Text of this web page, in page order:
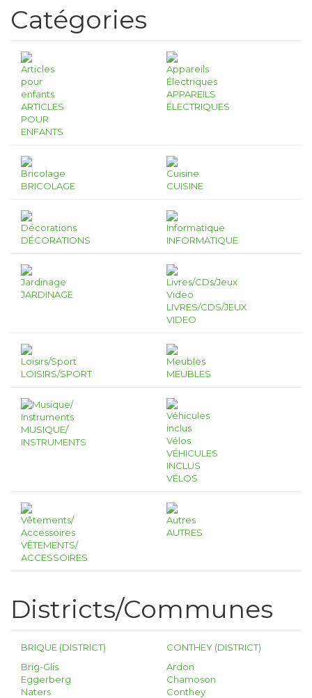
Catégories
ARTICLES
POUR
ENFANTS
APPAREILS
ÉLECTRIQUES
BRICOLAGE CUISINE
DÉCORATIONS INFORMATIQUE
JARDINAGE
LIVRES/CDS/JEUX
VIDEO
LOISIRS/SPORT MEUBLES
MUSIQUE/
INSTRUMENTS
VÉHICULES
INCLUS
VÉLOS
VÊTEMENTS/
ACCESSOIRES
AUTRES
Districts/Communes
BRIQUE (DISTRICT)
Brig-Glis
Eggerberg
Naters
CONTHEY (DISTRICT)
Ardon
Chamoson
Conthey